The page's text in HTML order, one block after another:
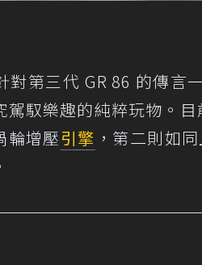
對第三代 GR 86 的傳言
駕馭樂趣的純粹玩物。
輪增壓引擎 ，第二則如